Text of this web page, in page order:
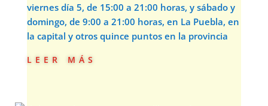
viernes día 5, de 15:00 a 21:00 horas, y sábado y
domingo, de 9:00 a 21:00 horas, en La Puebla, en
la capital y otros quince puntos en la provincia
leer más